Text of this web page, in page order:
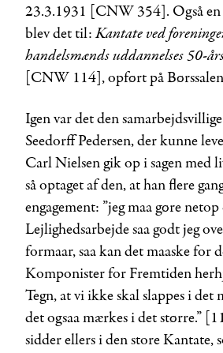
23.3.1931 [CNW 354]. Også en
blev det til:Kantate ved
handelsmænds uddannelses 50-
[CNW 114], opført på
Igen var det den
Seedorff Pedersen, der kunne
Carl Nielsen gik op i sagen med
så optaget af den, at han flere
engagement: ”jeg maa gøre netop
Lejlighedsarbejde saa godt jeg
formaar, saa kan det maaske for
Komponister for Fremtiden
Tegn, at vi ikke skal slappes i det
det ogsaa mærkes i det større.”
sidder ellers i den store Kantate,